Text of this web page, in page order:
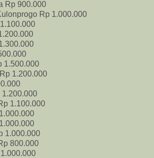
Rp 900.000
Rp 1.000.000
1.500.000
1.200.000
1.100.000
1.000.000
800.000